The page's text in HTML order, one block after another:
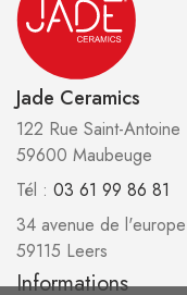
Jade Ceramics
122 Rue Saint-Antoine
59600 Maubeuge
Tél : 03 61 99 86 81
34 avenue de l'europe
59115 Leers
Informations